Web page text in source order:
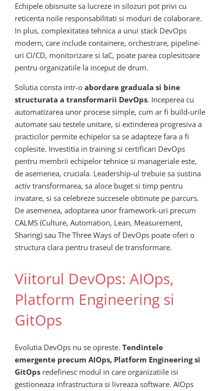
Echipele obisnuite sa lucreze in silozuri pot privi cu
reticenta noile responsabilitati si moduri de colaborare.
In plus, complexitatea tehnica a unui stack DevOps
modern, care include containere, orchestrare, pipeline-
uri CI/CD, monitorizare si IaC, poate parea coplesitoare
pentru organizatiile la inceput de drum.
Solutia consta intr-o abordare graduala si bine
structurata a transformarii DevOps. Inceperea cu
automatizarea unor procese simple, cum ar fi build-urile
automate sau testele unitare, si extinderea progresiva a
practicilor permite echipelor sa se adapteze fara a fi
coplesite. Investitia in training si certificari DevOps
pentru membrii echipelor tehnice si manageriale este,
de asemenea, cruciala. Leadership-ul trebuie sa sustina
activ transformarea, sa aloce buget si timp pentru
invatare, si sa celebreze succesele obtinute pe parcurs.
De asemenea, adoptarea unor framework-uri precum
CALMS (Culture, Automation, Lean, Measurement,
Sharing) sau The Three Ways of DevOps poate oferi o
structura clara pentru traseul de transformare.
Viitorul DevOps: AIOps,
Platform Engineering si
GitOps
Evolutia DevOps nu se opreste. Tendintele
emergente precum AIOps, Platform Engineering si
GitOps redefinesc modul in care organizatiile isi
gestioneaza infrastructura si livreaza software. AIOps